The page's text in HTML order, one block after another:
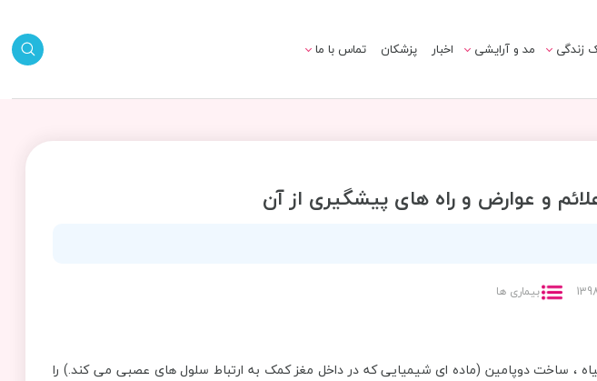
زندگی مد و آرایشی اخبار پزشکان تماس با ما
و عوارض و راه های پیشگیری از آن
بیماری ها
، ساخت دوپامین (ماده ای شیمیایی که در داخل مغز کمک به ارتباط سلول های عصبی می کند.) را